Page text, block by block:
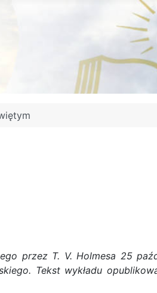
przez T. V. Holmesa 25
Tekst wykładu